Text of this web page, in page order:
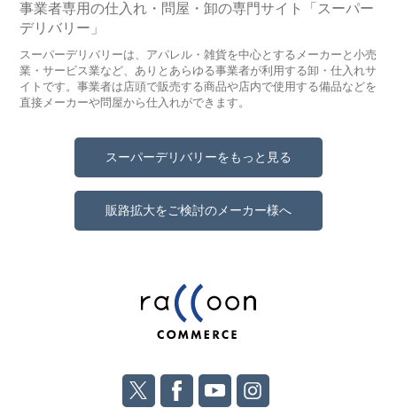
事業者専用の仕入れ・問屋・卸の専門サイト「スーパー
デリバリー」
スーパーデリバリーは、アパレル・雑貨を中心とするメーカーと小売
業・サービス業など、ありとあらゆる事業者が利用する卸・仕入れサ
イトです。事業者は店頭で販売する商品や店内で使用する備品などを
直接メーカーや問屋から仕入れができます。
スーパーデリバリーをもっと見る
販路拡大をご検討のメーカー様へ